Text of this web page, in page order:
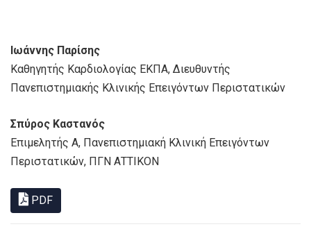
Ιωάννης Παρίσης
Καθηγητής Καρδιολογίας ΕΚΠΑ, Διευθυντής
Πανεπιστημιακής Κλινικής Επειγόντων Περιστατικών
Σπύρος Καστανός
Επιμελητής Α, Πανεπιστημιακή Κλινική Επειγόντων
Περιστατικών, ΠΓΝ ΑΤΤΙΚΟΝ
PDF